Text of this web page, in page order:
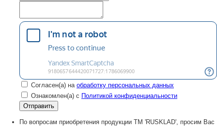
Согласен(а) на обработку персональных данных
Ознакомлен(а) с Политикой конфиденциальности
По вопросам приобретения продукции TM 'RUSKLAD', просим Вас